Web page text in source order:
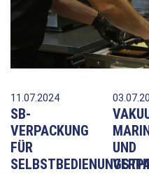
11.07.2024
SB-
VERPACKUNG
FÜR
UND